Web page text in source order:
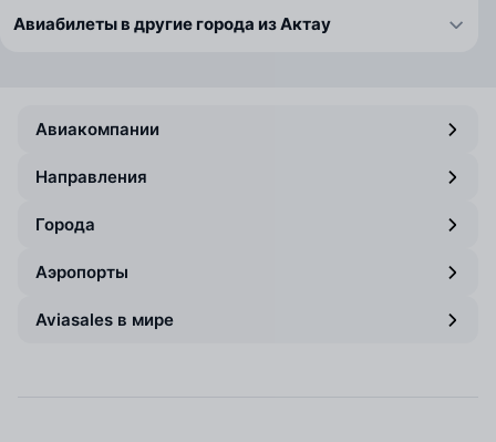
Авиабилеты в другие города из Актау
Авиакомпании
Направления
Города
Аэропорты
Aviasales в мире